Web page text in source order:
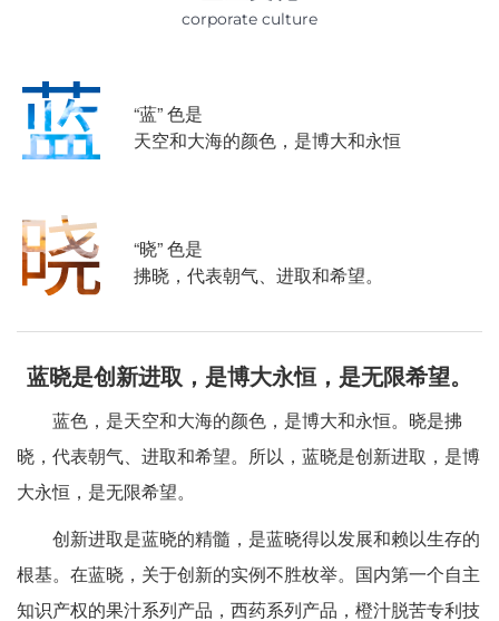
corporate culture
“蓝” 色是
天空和大海的颜色，是博大和永恒
“晓” 色是
拂晓，代表朝气、进取和希望。
蓝晓是创新进取，是博大永恒，是无限希望。
蓝色，是天空和大海的颜色，是博大和永恒。晓是拂
晓，代表朝气、进取和希望。所以，蓝晓是创新进取，是博
大永恒，是无限希望。
创新进取是蓝晓的精髓，是蓝晓得以发展和赖以生存的
根基。在蓝晓，关于创新的实例不胜枚举。国内第一个自主
知识产权的果汁系列产品，西药系列产品，橙汁脱苦专利技